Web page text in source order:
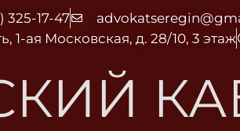
325-17-47
1-ая Московская, д. 28/10, 3 этаж